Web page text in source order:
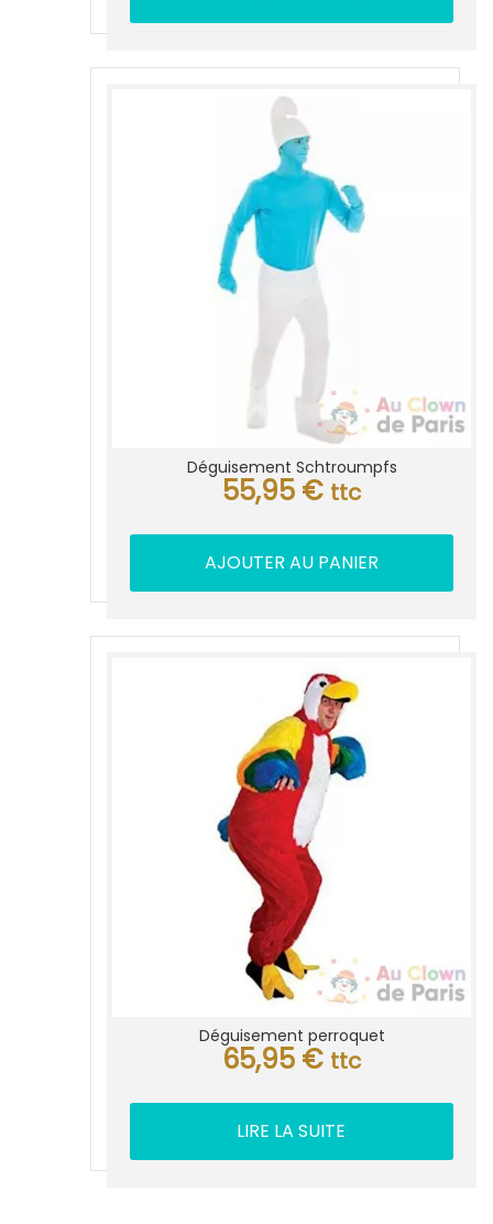
Déguisement Schtroumpfs
55,95 € ttc
AJOUTER AU PANIER
Déguisement perroquet
65,95 € ttc
LIRE LA SUITE